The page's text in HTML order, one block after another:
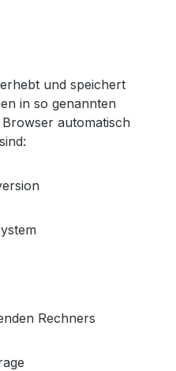
und speichert
in so genannten
automatisch
Rechners